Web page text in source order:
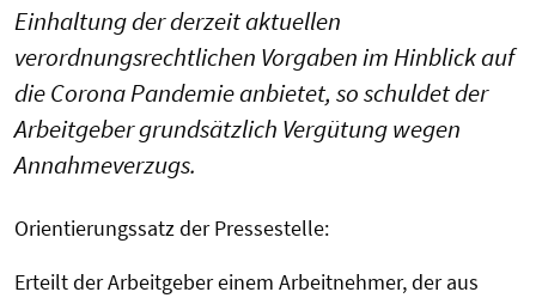
Einhaltung der derzeit aktuellen
verordnungsrechtlichen Vorgaben im Hinblick auf
die Corona Pandemie anbietet, so schuldet der
Arbeitgeber grundsätzlich Vergütung wegen
Annahmeverzugs.
Orientierungssatz der Pressestelle:
Erteilt der Arbeitgeber einem Arbeitnehmer, der aus